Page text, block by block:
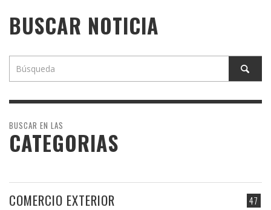
BUSCAR NOTICIA
BUSCAR EN LAS
CATEGORIAS
47
COMERCIO EXTERIOR